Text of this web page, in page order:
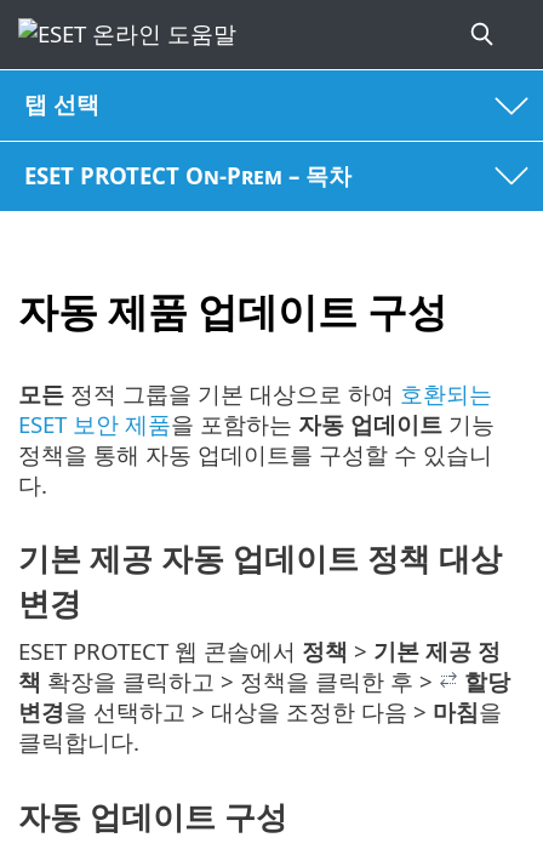
탭 선택
ESET PROTECT On-Prem – 목차
자동 제품 업데이트 구성
모든 정적 그룹을 기본 대상으로 하여 호환되는
ESET 보안 제품을 포함하는 자동 업데이트 기능
정책을 통해 자동 업데이트를 구성할 수 있습니
다.
기본 제공 자동 업데이트 정책 대상
변경
ESET PROTECT 웹 콘솔에서 정책 > 기본 제공 정
책 확장을 클릭하고 > 정책을 클릭한 후 >
할당
변경을 선택하고 > 대상을 조정한 다음 > 마침을
클릭합니다.
자동 업데이트 구성